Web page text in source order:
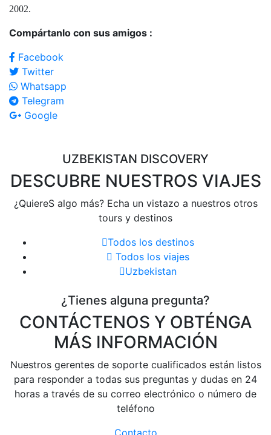
2002.
Compártanlo con sus amigos :
Facebook
Twitter
Whatsapp
Telegram
Google
UZBEKISTAN DISCOVERY
DESCUBRE NUESTROS VIAJES
¿QuiereS algo más? Echa un vistazo a nuestros otros
tours y destinos
Todos los destinos
Todos los viajes
Uzbekistan
¿Tienes alguna pregunta?
CONTÁCTENOS Y OBTÉNGA
MÁS INFORMACIÓN
Nuestros gerentes de soporte cualificados están listos
para responder a todas sus preguntas y dudas en 24
horas a través de su correo electrónico o número de
teléfono
Contacto